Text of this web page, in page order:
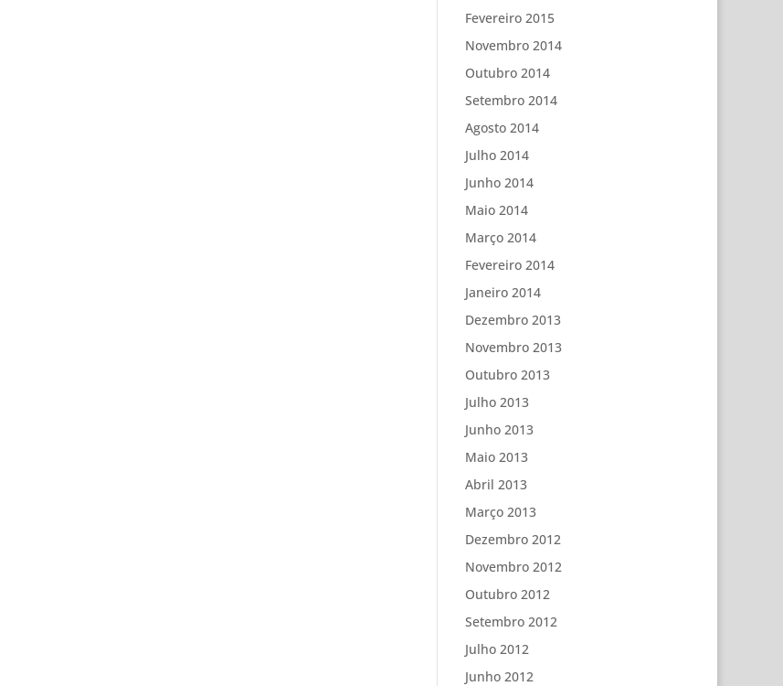
Fevereiro 2015
Novembro 2014
Outubro 2014
Setembro 2014
Agosto 2014
Julho 2014
Junho 2014
Maio 2014
Março 2014
Fevereiro 2014
Janeiro 2014
Dezembro 2013
Novembro 2013
Outubro 2013
Julho 2013
Junho 2013
Maio 2013
Abril 2013
Março 2013
Dezembro 2012
Novembro 2012
Outubro 2012
Setembro 2012
Julho 2012
Junho 2012